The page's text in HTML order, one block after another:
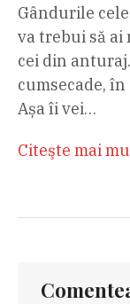
Gândurile
va trebui să ai
cei din
cumsecade,
Așa îi vei…
Citeşte mai